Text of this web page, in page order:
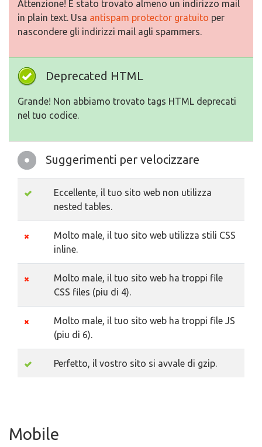
Attenzione! E stato trovato almeno un indirizzo mail
in plain text. Usa antispam protector gratuito per
nascondere gli indirizzi mail agli spammers.
Deprecated HTML
Grande! Non abbiamo trovato tags HTML deprecati
nel tuo codice.
Suggerimenti per velocizzare
Eccellente, il tuo sito web non utilizza
nested tables.
Molto male, il tuo sito web utilizza stili CSS
inline.
Molto male, il tuo sito web ha troppi file
CSS files (piu di 4).
Molto male, il tuo sito web ha troppi file JS
(piu di 6).
Perfetto, il vostro sito si avvale di gzip.
Mobile